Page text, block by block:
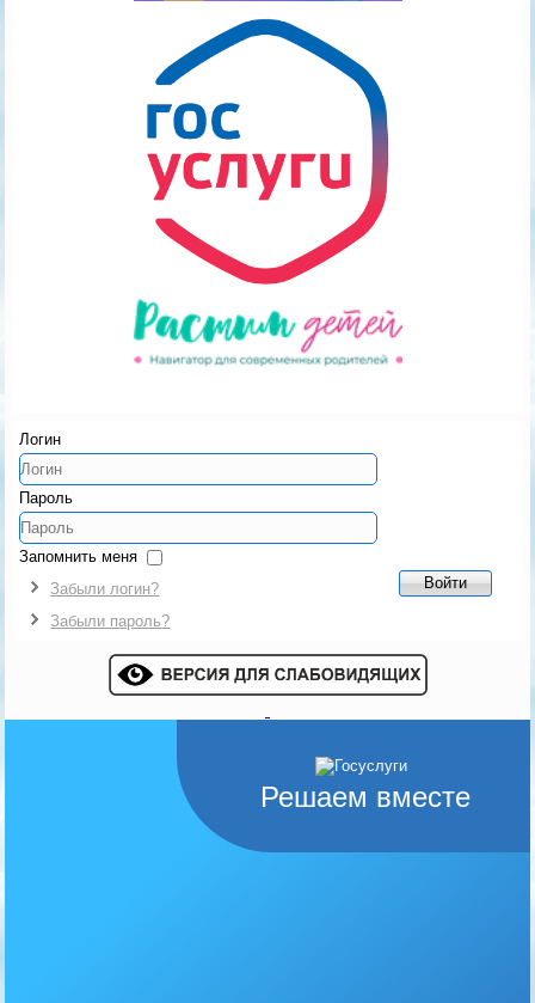
Логин
Пароль
Запомнить меня
Войти
Забыли логин?
Забыли пароль?
Решаем вместе